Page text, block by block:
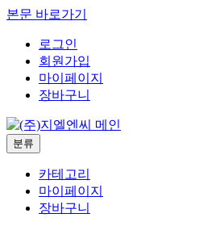
본문 바로가기
로그인
회원가입
마이페이지
장바구니
분류
카테고리
마이페이지
장바구니